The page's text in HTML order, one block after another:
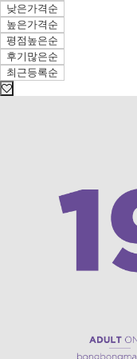
낮은가격순
높은가격순
평점높은순
후기많은순
최근등록순